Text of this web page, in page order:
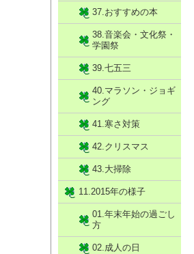
37.おすすめの本
38.音楽会・文化祭・
学園祭
39.七五三
40.マラソン・ジョギ
ング
41.寒さ対策
42.クリスマス
43.大掃除
11.2015年の様子
01.年末年始の過ごし
方
02.成人の日